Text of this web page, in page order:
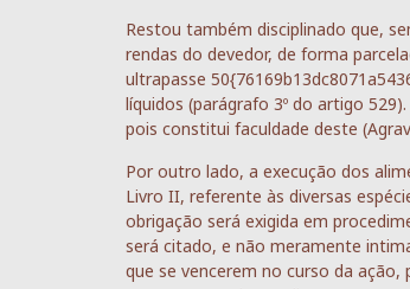
Restou também disciplinado que,
rendas do devedor, de forma
ultrapasse
líquidos (parágrafo 3º do artigo
pois constitui faculdade deste
Por outro lado, a execução dos
Livro II, referente às diversas
obrigação será exigida em
será citado, e não meramente
que se vencerem no curso da